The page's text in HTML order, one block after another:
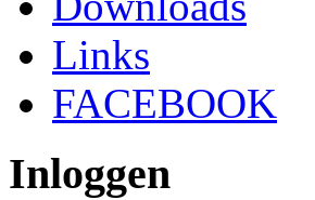
Links
FACEBOOK
Inloggen